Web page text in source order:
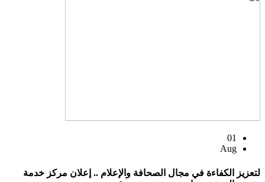
01
Aug
لتعزيز الكفاءة في مجال الصحافة والإعلام .. إعلان مركز خدمة